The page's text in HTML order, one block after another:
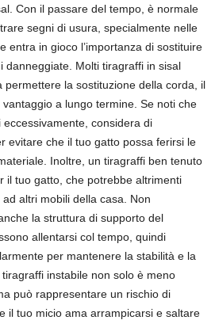
Con il passare del tempo, è normale
segni di usura, specialmente nelle
entra in gioco l’importanza di sostituire
danneggiate. Molti tiragraffi in sisal
permettere la sostituzione della corda, il
a lungo termine. Se noti che
considera di
evitare che il tuo gatto possa ferirsi le
Inoltre, un tiragraffi ben tenuto
il tuo gatto, che potrebbe altrimenti
altri mobili della casa. Non
la struttura di supporto del
allentarsi col tempo, quindi
per mantenere la stabilità e la
instabile non solo è meno
può rappresentare un rischio di
il tuo micio ama arrampicarsi e saltare